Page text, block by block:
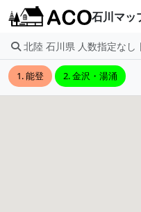
石川マッ
北陸 石川県 人数指定なし
1. 能登 2. 金沢・湯涌